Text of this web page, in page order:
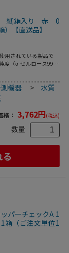
紙箱入り 赤 0
【直送品】
用されている製品で
度（α-セルロース99％
優れた製品です。●ア
1箱（100枚入包
け商品です。
機器 >水質
格： 3,762円(税込)
数量
パーチェックA 1
（ご注文単位1